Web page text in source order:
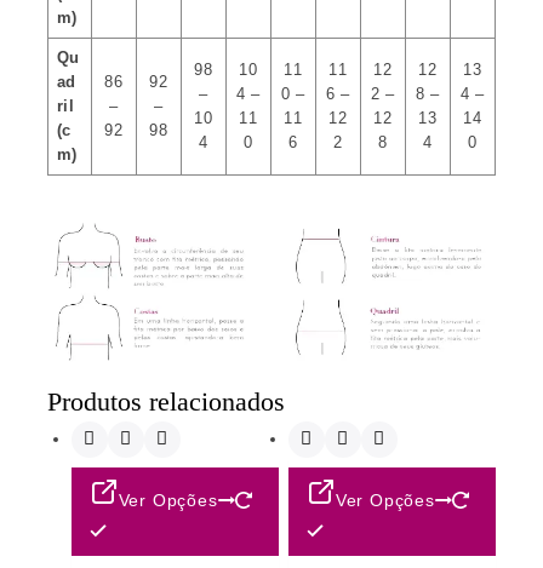
m)
Qu
ad
ril
(c
m)
86
–
92
92
–
98
98
–
10
4
10
4 –
11
0
11
0 –
11
6
11
6 –
12
2
12
2 –
12
8
12
8 –
13
4
13
4 –
14
0
Produtos relacionados
Ver Opções Ver Opções